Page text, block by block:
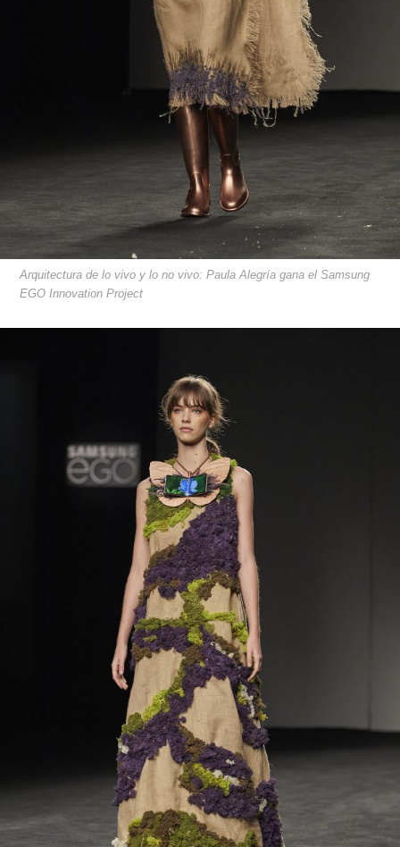
Arquitectura de lo vivo y lo no vivo: Paula Alegría gana el Samsung
EGO Innovation Project